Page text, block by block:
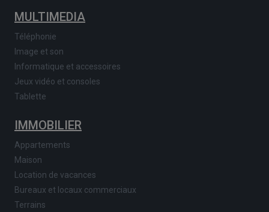
MULTIMEDIA
Téléphonie
Image et son
Informatique et accessoires
Jeux vidéo et consoles
Tablette
IMMOBILIER
Appartements
Maison
Location de vacances
Bureaux et locaux commerciaux
Terrains